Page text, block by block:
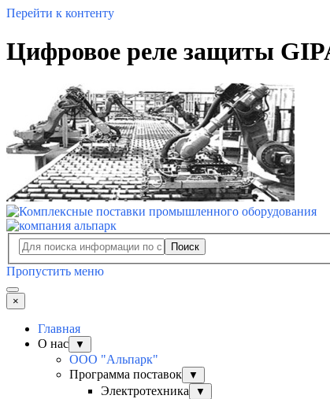
Перейти к контенту
Цифровое реле защиты
Поиск
Пропустить меню
×
Главная
О нас
▼
ООО "Альпарк"
Программа поставок
▼
Электротехника ▼